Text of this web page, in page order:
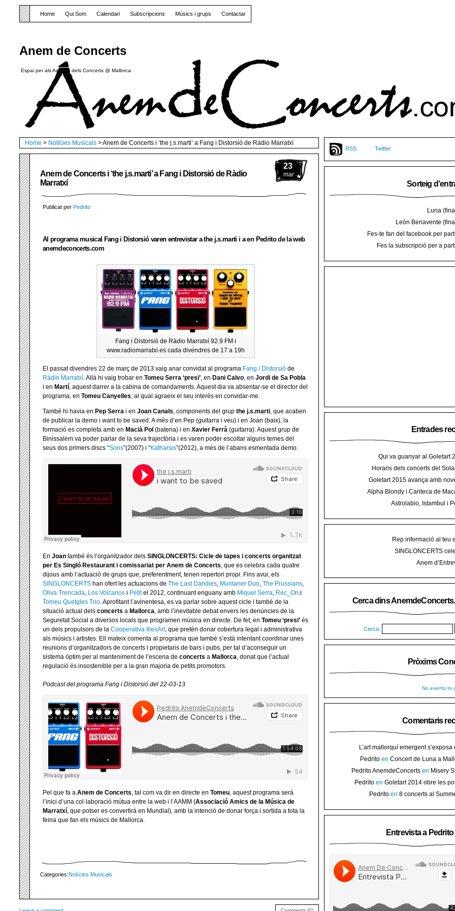
Anem de Concerts
Espai per als Amants dels Concerts @ Mallorca
Home Qui Som Calendari Subscripcions Músics i grups Contactar
Home > Notícies Musicals > Anem de Concerts i ‘the j.s.marti’ a Fang i Distorsió de Ràdio Marratxí
23
mar
Anem de Concerts i ‘the j.s.marti’ a Fang i Distorsió de Ràdio
Marratxí
Publicat per Pedrito
Al programa musical Fang i Distorsió varen entrevistar a the j.s.marti i a en Pedrito de la web
anemdeconcerts.com
Fang i Distorsió de Ràdio Marratxí 92.9 FM i
www.radiomarratxi.es cada divendres de 17 a 19h
El passat divendres 22 de març de 2013 vaig anar convidat al programa Fang i Distorsió de
Ràdio Marratxí. Allà hi vaig trobar en Tomeu Serra ‘presi’, en Dani Calvo, en Jordi de Sa Pobla
i en Martí, aquest darrer a la cabina de comandaments. Aquest dia va absentar-se el director del
programa, en Tomeu Canyelles, al qual agraeix el seu interès en convidar-me.
També hi havia en Pep Serra i en Joan Canals, components del grup the j.s.marti, que acaben
de publicar la demo i want to be saved. A més d’en Pep (guitarra i veu) i en Joan (baix), la
formació es completa amb en Macià Pol (bateria) i en Xavier Ferrà (guitarra). Aquest grup de
Binissalem va poder parlar de la seva trajectòria i es varen poder escoltar alguns temes del
seus dos primers discs “Sons”(2007) i “Katharsis”(2012), a més de l’abans esmentada demo.
En Joan també és l’organitzador dels SINGLONCERTS: Cicle de tapes i concerts organitzat
per Es Singló Restaurant i comissariat per Anem de Concerts, que es celebra cada quatre
dijous amb l’actuació de grups que, preferentment, tenen repertori propi. Fins avui, els
SINGLONCERTS han ofert les actuacions de The Last Dandies, Muntaner Duo, The Prussians,
Oliva Trencada, Los Volcanos i Petitel 2012, continuant enguany amb Miquel Serra, Rec_On.i
Tomeu Quetgles Trio. Aprofitant l’avinentesa, es va parlar sobre aquest cicle i també de la
situació actual dels concerts a Mallorca, amb l’inevitable debat envers les denúncies de la
Seguretat Social a diversos locals que programen música en directe. De fet, en Tomeu ‘presi’ és
un dels propulsors de la Cooperativa IllesArt, que pretén donar cobertura legal i administrativa
als músics i artistes. Ell mateix comenta al programa que també s’està intentant coordinar unes
reunions d’organitzadors de concerts i propietaris de bars i pubs, per tal d’aconseguir un
sistema òptim per al manteniment de l’escena de concerts a Mallorca, donat que l’actual
regulació és insostenible per a la gran majoria de petits promotors.
Podcast del programa Fang i Distorsió del 22-03-13
Pel que fa a Anem de Concerts, tal com va dir en directe en Tomeu, aquest programa serà
l’inici d’una col·laboració mútua entre la web i l’AAMM (Associació Amics de la Música de
Marratxí, que potser es convertirà en Mundial), amb la intenció de donar força i sortida a tota la
feina que fan els músics de Mallorca.
Categories:Notícies Musicals
RSS Twitter
Sorteig
Luna
León Benavente
Fes-te fan del facebook per
Fes la subscripció per a
Entrades
Qui va guanyar al Goletart
Horaris dels concerts del
2015 a
Goletart 2015 avança amb
encetarà la LI Festa des Vermar
Alpha Blondy i Canteca de
concert al Mallorca Roots
Astrolabio, Istambul i
Rep informació al teu
SINGLONCERTS
Anem
Cerca dins
Cerca:
Pròxims
No events to
Comentaris
L’art mallorquí emergent s’exposa
carrer de Binissalem ⋆ Noticias de
Pedrito en Concert de Luna a
sorteig
Pedrito AnemdeConcerts en Misery
presenten nou disc al Teatre Mar i
Pedrito en Goletart 2014 obre les
l’art de
Pedrito en 8 concerts al
Entrevista a